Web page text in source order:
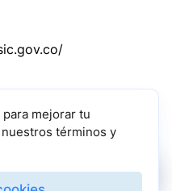
podemos presentarte la
para resolver los
mejorar tu
términos y